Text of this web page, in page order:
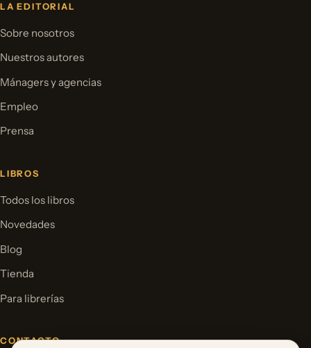
LA EDITORIAL
Sobre nosotros
Nuestros autores
Mánagers y agencias
Empleo
Prensa
LIBROS
Todos los libros
Novedades
Blog
Tienda
Para librerías
CONTACTO